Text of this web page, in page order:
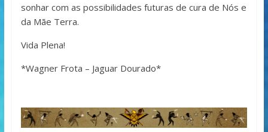
sonhar com as possibilidades futuras de cura de Nós e
da Mãe Terra.
Vida Plena!
*Wagner Frota – Jaguar Dourado*